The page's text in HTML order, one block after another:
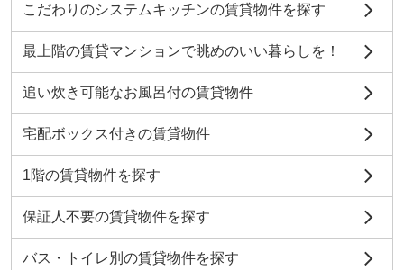
こだわりのシステムキッチンの賃貸物件を探す
最上階の賃貸マンションで眺めのいい暮らしを！
追い炊き可能なお風呂付の賃貸物件
宅配ボックス付きの賃貸物件
1階の賃貸物件を探す
保証人不要の賃貸物件を探す
バス・トイレ別の賃貸物件を探す